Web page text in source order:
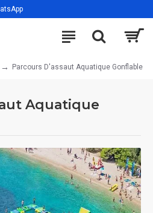
Parcours D'assaut Aquatique Gonflable
Aquatique